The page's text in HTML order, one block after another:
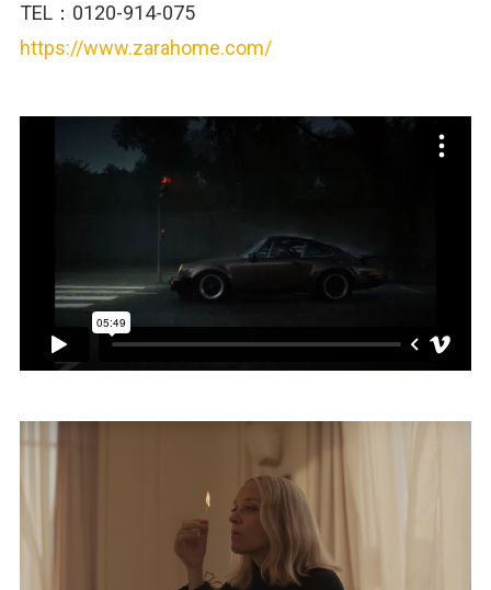
TEL：0120-914-075
https://www.zarahome.com/